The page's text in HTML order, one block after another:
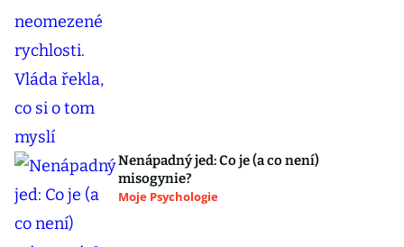
Nenápadný jed: Co je (a co není)
misogynie?
Moje Psychologie